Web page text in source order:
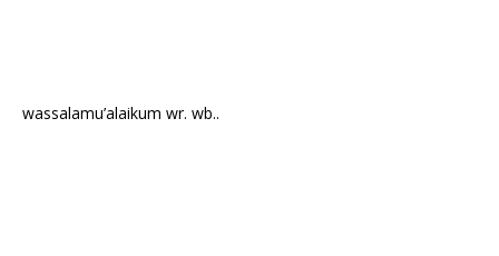
wassalamu’alaikum wr. wb..